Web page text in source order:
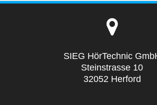
SIEG HörTechnic
Steinstrasse 10
32052 Herford